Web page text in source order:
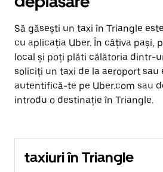
Să găsești un taxi în Triangle
cu aplicația Uber. În câțiva pași,
local și poți plăti călătoria dintr-
soliciți un taxi de la aeroport sau
autentifică-te pe Uber.com sau
introdu o destinație în Triangle.
taxiuri în Triangle